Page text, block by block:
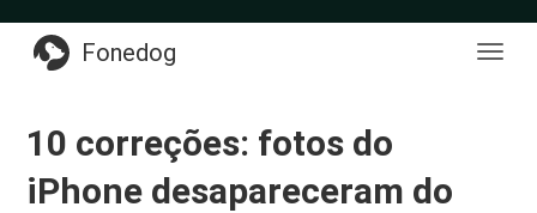
Fonedog
10 correções: fotos do
iPhone desapareceram do